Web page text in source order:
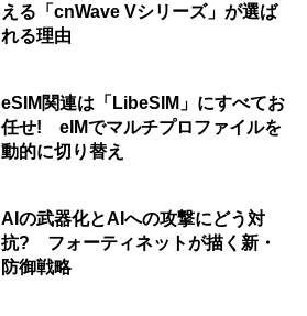
える「cnWave Vシリーズ」が選ば
れる理由
eSIM関連は「LibeSIM」にすべてお
任せ! eIMでマルチプロファイルを
動的に切り替え
AIの武器化とAIへの攻撃にどう対
抗? フォーティネットが描く新・
防御戦略